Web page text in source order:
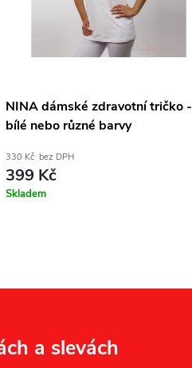
NINA dámské zdravotní tričko -
bílé nebo různé barvy
330 Kč bez DPH
399 Kč
Skladem
a slevách